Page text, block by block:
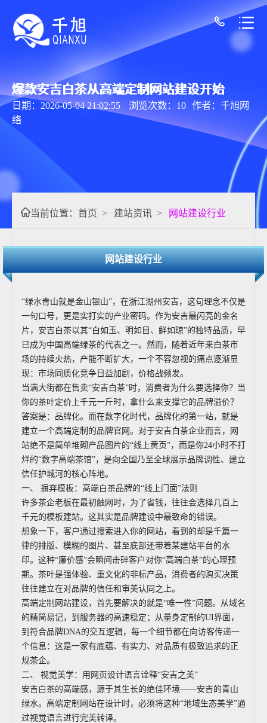
爆款安吉白茶从高端定制网站建设开始
日期：2026-05-04 21:02:55 浏览次数：10 作者：千旭网
络
当前位置： 首页 > 建站资讯 > 网站建设行业
网站建设行业
“绿水青山就是金山银山”，在浙江湖州安吉，这句理念不仅是
一句口号，更是实打实的产业密码。作为安吉最闪亮的金名
片，安吉白茶以其“白如玉、明如目、鲜如琼”的独特品质，早
已成为中国高端绿茶的代表之一。然而，随着近年来白茶市
场的持续火热，产能不断扩大，一个不容忽视的痛点逐渐显
现：市场同质化竞争日益加剧，价格战频发。
当满大街都在售卖“安吉白茶”时，消费者为什么要选择你？当
你的茶叶定价上千元一斤时，拿什么来支撑它的品牌溢价？
答案是：品牌化。而在数字化时代，品牌化的第一站，就是
建立一个高端定制的品牌官网。对于安吉白茶企业而言，网
站绝不是简单堆砌产品图片的“线上黄页”，而是你24小时不打
烊的“数字高端茶馆”，是向全国乃至全球展示品牌调性、建立
信任护城河的核心阵地。
一、 摒弃模板：高端白茶品牌的“线上门面”法则
许多茶企老板在最初触网时，为了省钱，往往会选择几百上
千元的模板建站。这其实是品牌建设中最致命的错误。
想象一下，客户通过搜索进入你的网站，看到的却是千篇一
律的排版、模糊的图片、甚至底部还带着某建站平台的水
印。这种“廉价感”会瞬间击碎客户对你“高端白茶”的心理预
期。茶叶是强体验、重文化的非标产品，消费者的购买决策
往往建立在对品牌的信任和审美认同之上。
高端定制网站建设，首先要解决的就是“唯一性”问题。从域名
的精简易记，到服务器的高速稳定；从量身定制的UI界面，
到符合品牌DNA的交互逻辑，每一个细节都在向访客传递一
个信息：这是一家有底蕴、有实力、对品质有极致追求的正
规茶企。
二、 视觉美学：用网页设计语言诠释“安吉之美”
安吉白茶的高端感，源于其生长的绝佳环境——安吉的青山
绿水。高端定制网站在设计时，必须将这种“地域生态美学”通
过视觉语言进行完美转译。